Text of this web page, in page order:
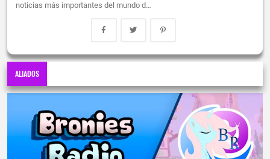
noticias más importantes del mundo d…
ALIADOS